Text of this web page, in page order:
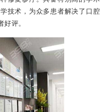
技术，为众多患者解决了口腔
评。